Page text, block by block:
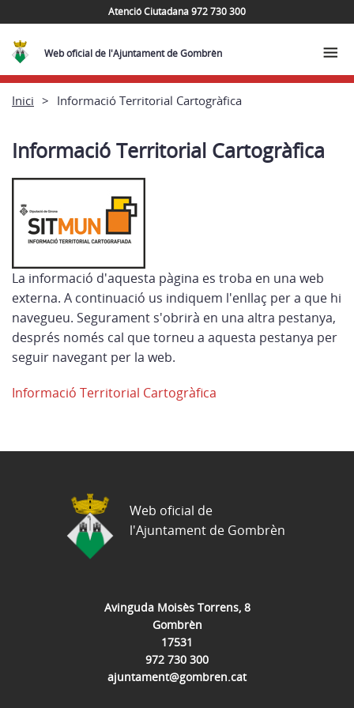
Atenció Ciutadana 972 730 300
Web oficial de l'Ajuntament de Gombrèn
Inici Informació Territorial Cartogràfica
Informació Territorial Cartogràfica
La informació d'aquesta pàgina es troba en una web
externa. A continuació us indiquem l'enllaç per a que hi
navegueu. Segurament s'obrirà en una altra pestanya,
després només cal que torneu a aquesta pestanya per
seguir navegant per la web.
Informació Territorial Cartogràfica
Avinguda Moisès Torrens, 8
Gombrèn
17531
972 730 300
ajuntament@gombren.cat
Web oficial de
l'Ajuntament de Gombrèn